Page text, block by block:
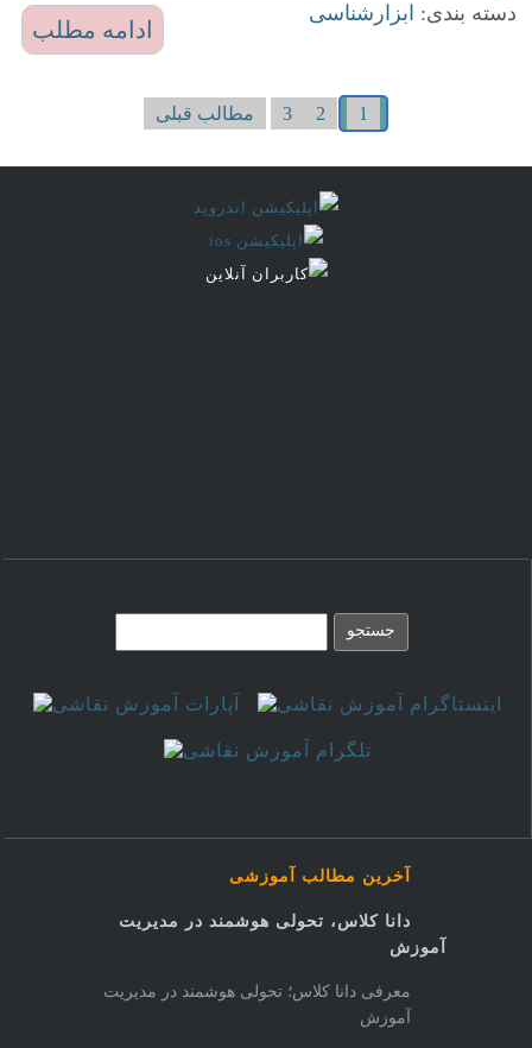
ادامه مطلب
دسته بندی: ابزارشناسی
3 2 1 مطالب قبلی
آخرین مطالب آموزشی
دانا کلاس، تحولی هوشمند در مدیریت
آموزش
معرفی دانا کلاس؛ تحولی هوشمند در مدیریت
آموزش